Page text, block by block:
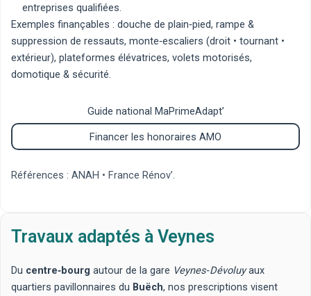
entreprises qualifiées.
Exemples finançables : douche de plain‑pied, rampe &
suppression de ressauts, monte‑escaliers (droit• tournant•
extérieur), plateformes élévatrices, volets motorisés,
domotique & sécurité.
Guide national MaPrimeAdapt’
Financer les honoraires AMO
Références : ANAH • France Rénov’
Travaux adaptés à Veynes
Du centre‑bourg autour de la gare Veynes‑Dévoluyaux
quartiers pavillonnaires du Buëch, nos prescriptions visent